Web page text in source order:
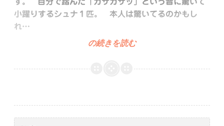
小躍りするシュナ１匹。 本人は驚いてるのかもし
れ…
こ
ど
の続きを読む